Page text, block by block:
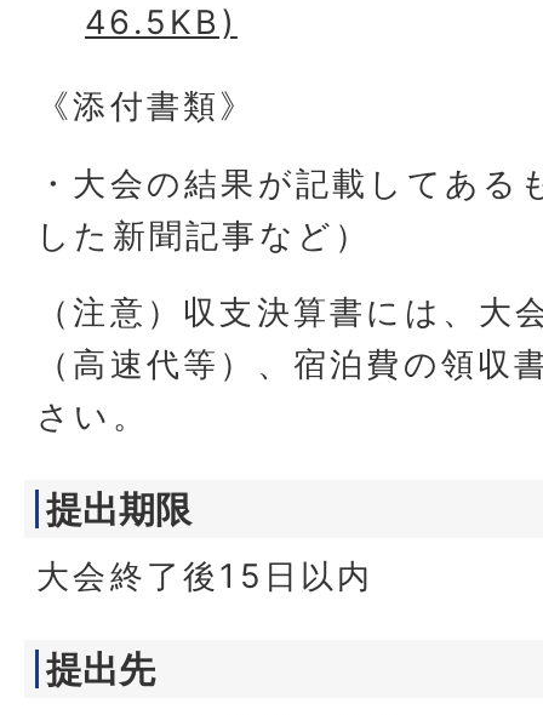
46.5KB)
《添付書類》
・大会の結果が記載してある
した新聞記事など）
（注意）収支決算書には、大
（高速代等）、宿泊費の領収
さい。
提出期限
大会終了後15日以内
提出先